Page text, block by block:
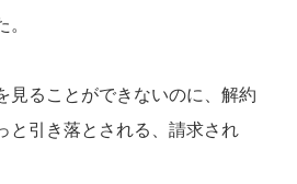
。
見ることができないのに、解約
と引き落とされる、請求され